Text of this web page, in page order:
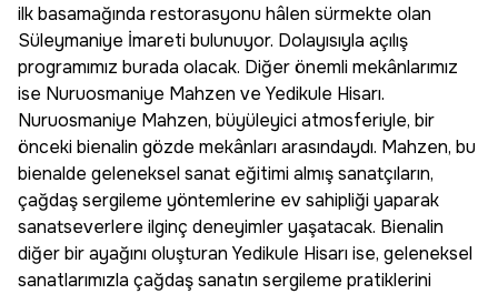
ilk basamağında restorasyonu hâlen sürmekte olan
Süleymaniye İmareti bulunuyor. Dolayısıyla açılış
programımız burada olacak. Diğer önemli mekânlarımız
ise Nuruosmaniye Mahzen ve Yedikule Hisarı.
Nuruosmaniye Mahzen, büyüleyici atmosferiyle, bir
önceki bienalin gözde mekânları arasındaydı. Mahzen, bu
bienalde geleneksel sanat eğitimi almış sanatçıların,
çağdaş sergileme yöntemlerine ev sahipliği yaparak
sanatseverlere ilginç deneyimler yaşatacak. Bienalin
diğer bir ayağını oluşturan Yedikule Hisarı ise, geleneksel
sanatlarımızla çağdaş sanatın sergileme pratiklerini